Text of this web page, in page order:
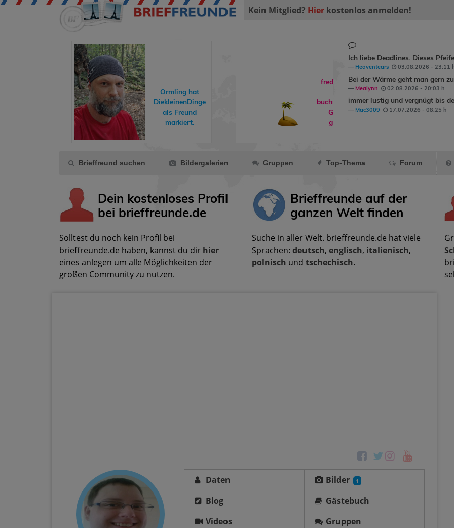
Kein Mitglied? Hier kostenlos anmelden!
Ormlinghat
DiekleinenDinge
als Freund
markiert.
freddyundfelix
hat
buchreisendeein
Geschenk
gemacht.
Ich liebe Deadlines. Dieses
Heaventears 03.08.2026 - 23:11
Bei der Wärme geht man gern
Mealynn 02.08.2026 - 20:03 h
immer lustig und vergnügt bis
Mac3009 17.07.2026 - 08:25 h
Brieffreund suchen Bildergalerien Gruppen Top-Thema Forum
Dein kostenloses Profil
bei brieffreunde.de
Solltest du noch kein Profil bei
brieffreunde.de haben, kannst du dir hier
eines anlegen um alle Möglichkeiten der
großen Community zu nutzen.
Brieffreunde auf der
ganzen Welt finden
Suche in aller Welt. brieffreunde.de hat viele
Sprachen: deutsch, englisch, italienisch,
polnisch und tschechisch.
Daten Bilder 1
Blog
Gästebuch
Videos
Gruppen